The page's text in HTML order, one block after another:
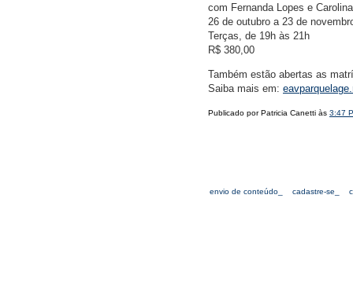
com Fernanda Lopes e
26 de outubro a 23 de
Terças, de 19h às 21h
R$ 380,00
Também estão abertas as
Saiba mais em:
Publicado por Patricia Canetti às 3:47
envio de conteúdo_ cadastre-se_